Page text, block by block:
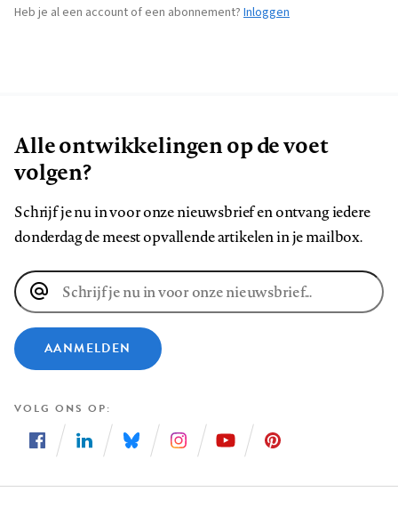
Heb je al een account of een abonnement? Inloggen
Alle ontwikkelingen op de voet
volgen?
Schrijf je nu in voor onze nieuwsbrief en ontvang iedere
donderdag de meest opvallende artikelen in je mailbox.
E-
mailadres
AANMELDEN
VOLG ONS OP
ons
ons
ons
ons
ons
ons